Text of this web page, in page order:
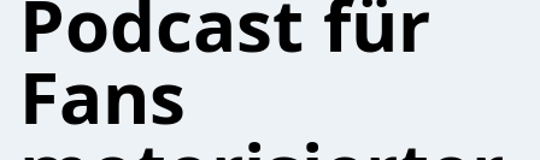
Podcast für
Fans